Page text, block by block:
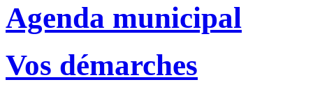
Agenda municipal
Vos démarches